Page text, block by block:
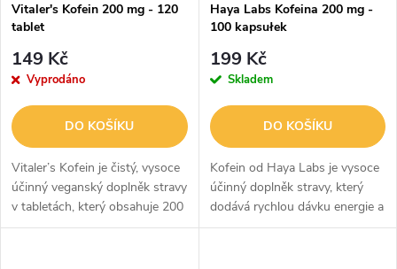
Vitaler's Kofein 200 mg - 120
tablet
149 Kč
Vyprodáno
DO KOŠÍKU
Vitaler’s Kofein je čistý, vysoce
účinný veganský doplněk stravy
v tabletách, který obsahuje 200
mg kofeinu v jedné dávce.
Haya Labs Kofeina 200 mg -
100 kapsułek
199 Kč
Skladem
DO KOŠÍKU
Kofein od Haya Labs je vysoce
účinný doplněk stravy, který
dodává rychlou dávku energie a
podporuje soustředění. Každá